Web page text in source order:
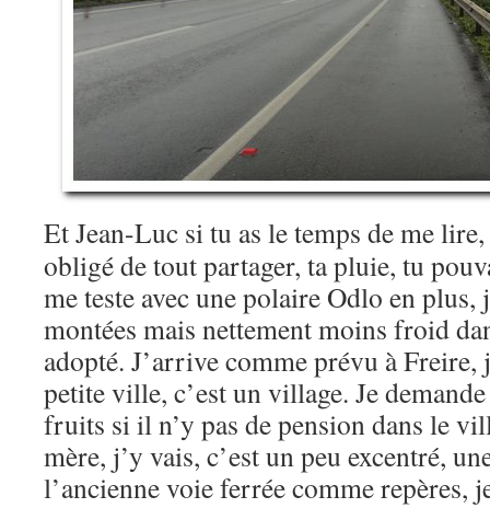
Et Jean-Luc si tu as le temps de me
obligé de tout partager, ta pluie, tu
me teste avec une polaire Odlo en plus,
montées mais nettement moins froid
adopté. J’arrive comme prévu à
petite ville, c’est un village. Je
fruits si il n’y pas de pension dans le
mère, j’y vais, c’est un peu excentré,
l’ancienne voie ferrée comme repères,